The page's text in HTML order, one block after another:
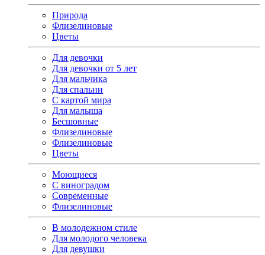
Природа
Флизелиновые
Цветы
Для девочки
Для девочки от 5 лет
Для мальчика
Для спальни
С картой мира
Для малыша
Бесшовные
Флизелиновые
Флизелиновые
Цветы
Моющиеся
С виноградом
Современные
Флизелиновые
В молодежном стиле
Для молодого человека
Для девушки